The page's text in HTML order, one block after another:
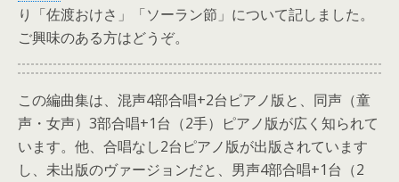
り「佐渡おけさ」「ソーラン節」について記しました。
ご興味のある方はどうぞ。
この編曲集は、混声4部合唱+2台ピアノ版と、同声（童
声・女声）3部合唱+1台（2手）ピアノ版が広く知られて
います。他、合唱なし2台ピアノ版が出版されています
し、未出版のヴァージョンだと、男声4部合唱+1台（2